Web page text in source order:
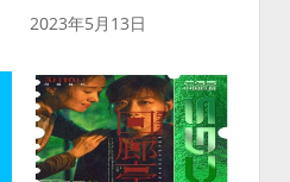
2023年5月13日